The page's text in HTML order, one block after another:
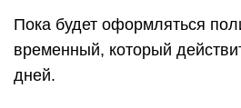
Пока будет оформляться
временный, который
дней.